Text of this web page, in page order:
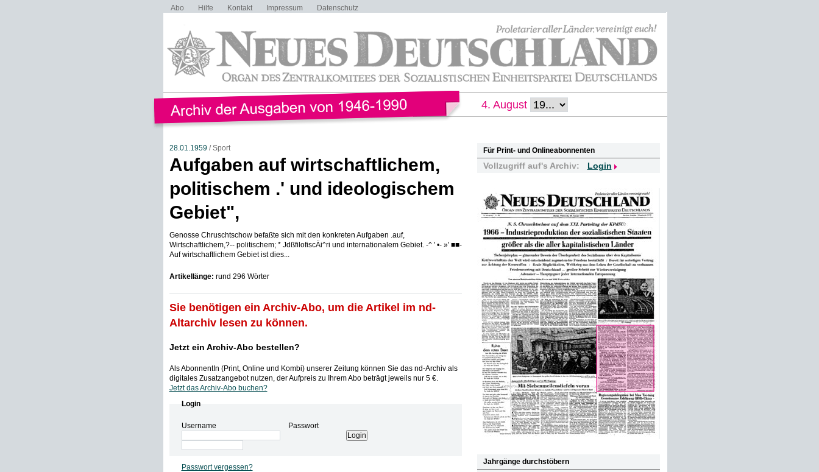
Abo Hilfe Kontakt Impressum Datenschutz
4. August
28.01.1959/ Sport
Aufgaben auf wirtschaftlichem,
politischem .' und ideologischem
Gebiet",
Genosse Chruschtschow befaßte sich mit den konkreten Aufgaben .auf,
Wirtschaftlichem,?-- politischem; * JdßfilofiscÄi^ri und internationalem Gebiet. -^ ' •- »' ■■-
Auf wirtschaftlichem Gebiet ist dies...
Artikellänge: rund 296 Wörter
Sie benötigen ein Archiv-Abo, um die Artikel im nd-
Altarchiv lesen zu können.
Jetzt ein Archiv-Abo bestellen?
Als AbonnentIn (Print, Online und Kombi) unserer Zeitung können Sie das nd-Archiv als
digitales Zusatzangebot nutzen, der Aufpreis zu Ihrem Abo beträgt jeweils nur 5 €.
Jetzt das Archiv-Abo buchen?
Login
Username Passwort
Passwort vergessen?
Für Print- und Onlineabonnenten
Vollzugriff auf's Archiv: Login
Jahrgänge durchstöbern